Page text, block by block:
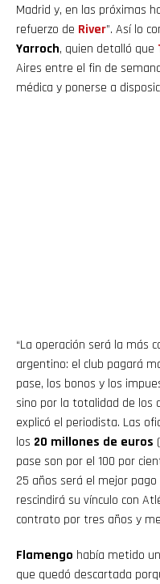
Madrid y, en las próximas
refuerzo de River”. Así lo
Yarroch, quien detalló que
Aires entre el fin de
médica y ponerse a
“La operación será la más
argentino: el club pagará
pase, los bonos y los
sino por la totalidad de los
explicó el periodista. Las
los 20 millones de euros
pase son por el 100 por
25 años será el mejor
rescindirá su vínculo con
contrato por tres años y
Flamengo había metido
que quedó descartada